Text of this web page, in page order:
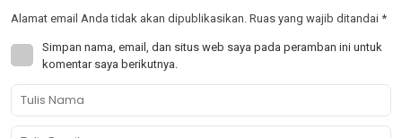
Alamat email Anda tidak akan dipublikasikan. Ruas yang wajib ditandai *
Simpan nama, email, dan situs web saya pada peramban ini untuk
komentar saya berikutnya.